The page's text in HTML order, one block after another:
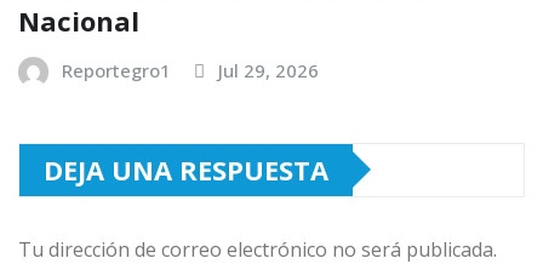
Nacional
Reportegro1 Jul 29, 2026
DEJA UNA RESPUESTA
Tu dirección de correo electrónico no será publicada.